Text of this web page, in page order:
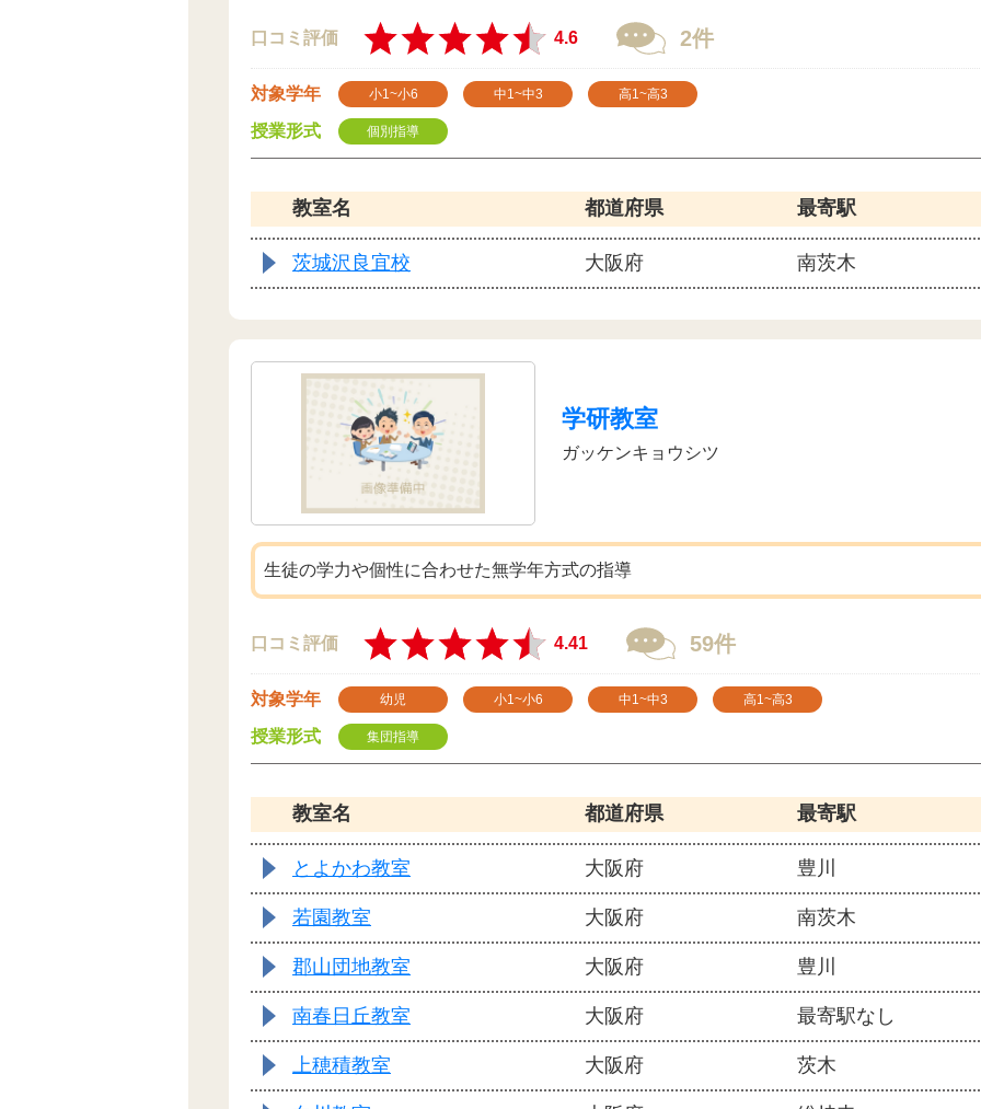
口コミ評価 4.6 2件
対象学年 小1~小6 中1~中3 高1~高3
授業形式 個別指導
教室名 都道府県 最寄駅
茨城沢良宜校 大阪府 南茨木
学研教室
ガッケンキョウシツ
生徒の学力や個性に合わせた無学年方式の指導
口コミ評価 4.41 59件
対象学年 幼児 小1~小6 中1~中3 高1~高3
授業形式 集団指導
教室名 都道府県 最寄駅
とよかわ教室 大阪府 豊川
若園教室 大阪府 南茨木
郡山団地教室 大阪府 豊川
南春日丘教室 大阪府 最寄駅なし
上穂積教室 大阪府 茨木